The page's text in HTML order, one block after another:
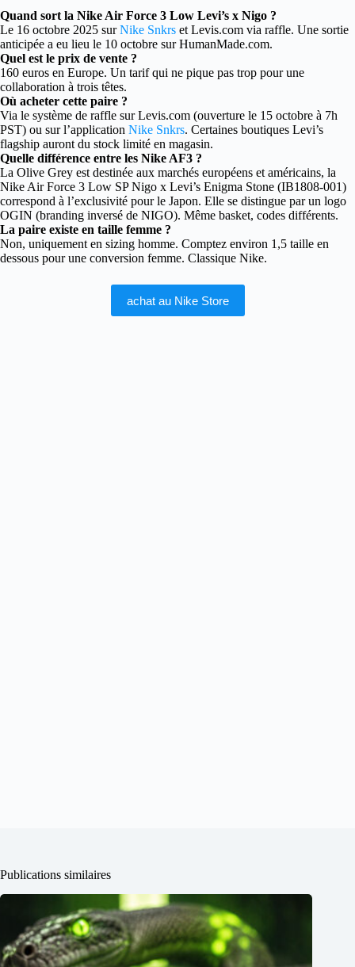
Quand sort la Nike Air Force 3 Low Levi’s x Nigo ?
Le 16 octobre 2025 surNike Snkrs et Levis.com via raffle. Une sortie
anticipée a eu lieu le 10 octobre sur HumanMade.com.
Quel est le prix de vente ?
160 euros en Europe. Un tarif qui ne pique pas trop pour une
collaboration à trois têtes.
Où acheter cette paire ?
Via le système de raffle sur Levis.com (ouverture le 15 octobre à 7h
PST) ou sur l’application Nike Snkrs. Certaines boutiques Levi’s
flagship auront du stock limité en magasin.
Quelle différence entre les Nike AF3 ?
La Olive Grey est destinée aux marchés européens et américains, la
Nike Air Force 3 Low SP Nigo x Levi’s Enigma Stone (IB1808-001)
correspond à l’exclusivité pour le Japon. Elle se distingue par un logo
OGIN (branding inversé de NIGO). Même basket, codes différents.
La paire existe en taille femme ?
Non, uniquement en sizing homme. Comptez environ 1,5 taille en
dessous pour une conversion femme. Classique Nike.
achat au Nike Store
Publications similaires